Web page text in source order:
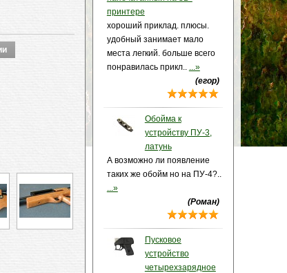
принтере
хороший приклад. плюсы.
удобный занимает мало
места легкий. больше всего
понравилась прикл.. ...»
(егор)
Обойма к
устройству ПУ-3,
латунь
А возможно ли появление
таких же обойм но на ПУ-4?..
...»
(Роман)
Пусковое
устройство
четырехзарядное